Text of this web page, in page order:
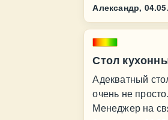
Александр,
Стол
Адекватный
очень не
Менеджер на